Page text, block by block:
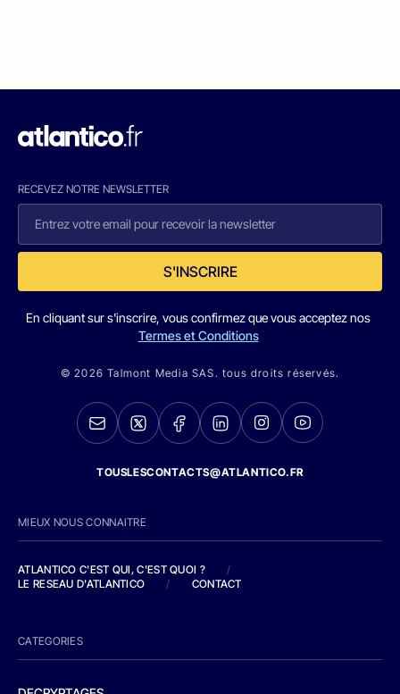
RECEVEZ NOTRE NEWSLETTER
S'INSCRIRE
En cliquant sur s'inscrire, vous confirmez que vous acceptez nos
Termes et Conditions
© 2026 Talmont Media SAS. tous droits réservés.
TOUSLESCONTACTS@ATLANTICO.FR
MIEUX NOUS CONNAITRE
ATLANTICO C'EST QUI, C'EST QUOI ?
/
LE RESEAU D'ATLANTICO
/ CONTACT
CATEGORIES